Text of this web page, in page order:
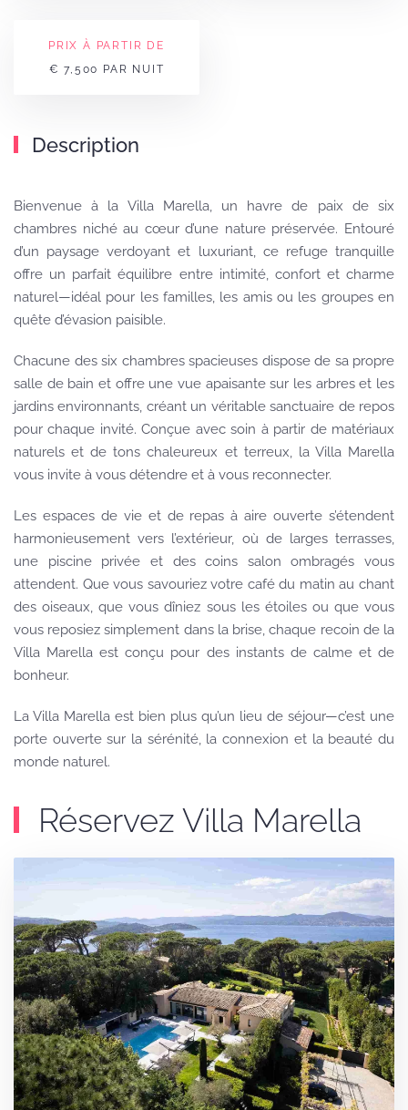
PRIX À PARTIR DE
€ 7,500 PAR NUIT
Description
Bienvenue à la Villa Marella, un havre de paix de six
chambres niché au cœur d’une nature préservée. Entouré
d’un paysage verdoyant et luxuriant, ce refuge tranquille
offre un parfait équilibre entre intimité, confort et charme
naturel—idéal pour les familles, les amis ou les groupes en
quête d’évasion paisible.
Chacune des six chambres spacieuses dispose de sa propre
salle de bain et offre une vue apaisante sur les arbres et les
jardins environnants, créant un véritable sanctuaire de repos
pour chaque invité. Conçue avec soin à partir de matériaux
naturels et de tons chaleureux et terreux, la Villa Marella
vous invite à vous détendre et à vous reconnecter.
Les espaces de vie et de repas à aire ouverte s’étendent
harmonieusement vers l’extérieur, où de larges terrasses,
une piscine privée et des coins salon ombragés vous
attendent. Que vous savouriez votre café du matin au chant
des oiseaux, que vous dîniez sous les étoiles ou que vous
vous reposiez simplement dans la brise, chaque recoin de la
Villa Marella est conçu pour des instants de calme et de
bonheur.
La Villa Marella est bien plus qu’un lieu de séjour—c’est une
porte ouverte sur la sérénité, la connexion et la beauté du
monde naturel.
Réservez Villa Marella